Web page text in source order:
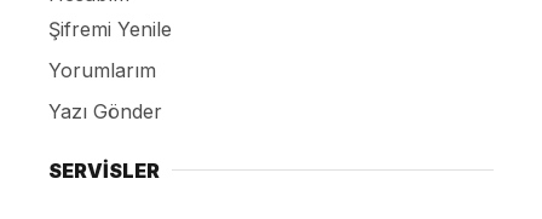
Şifremi Yenile
Yorumlarım
Yazı Gönder
SERVİSLER